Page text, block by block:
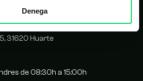
Denega
31620 Huarte
de 08:30h a 15:00h